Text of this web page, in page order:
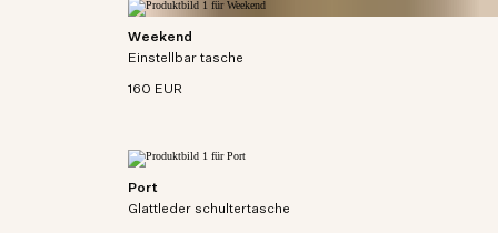
mit
Weekend
Einstellbar tasche
160 EUR
Geräumiger Weekender aus dicht gewebter Bio-
Baumwolle.
mit
Port
Glattleder schultertasche
Kleine Utility-Satchel aus weichem Rindsleder mit
Baumwoll-Canvas-Futter.